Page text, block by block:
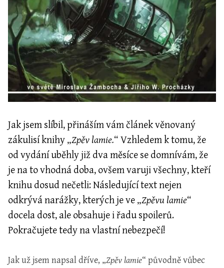
Jak jsem slíbil, přináším vám článek věnovaný
zákulisí knihy „Zpěv lamie.“ Vzhledem k tomu, že
od vydání uběhly již dva měsíce se domnívám, že
je na to vhodná doba, ovšem varuji všechny, kteří
knihu dosud nečetli: Následující text nejen
odkrývá narážky, kterých je ve „Zpěvu lamie“
docela dost, ale obsahuje i řadu spoilerů.
Pokračujete tedy na vlastní nebezpečí!
Jak už jsem napsal dříve, „Zpěv lamie“ původně vůbec